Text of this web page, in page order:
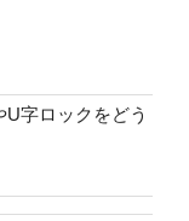
字ロックをどう